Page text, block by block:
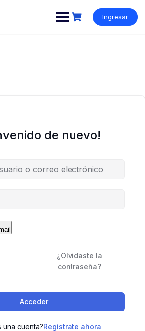
Ingresar
de nuevo!
¿Olvidaste la
contraseña?
Acceder
una cuenta?Regístrate ahora